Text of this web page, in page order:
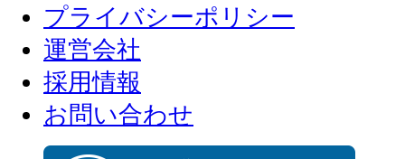
プライバシーポリシー
運営会社
採用情報
お問い合わせ